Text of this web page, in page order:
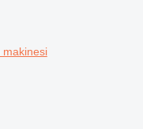
makinesi